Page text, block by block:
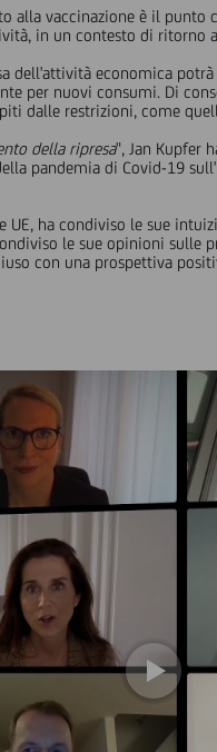
vaccinazione è il
in un contesto di
economica
per nuovi consumi. Di
dalle restrizioni, come
della ripresa", Jan Kupfer
pandemia di Covid-19
ha condiviso le sue
le sue opinioni sulle
con una prospettiva